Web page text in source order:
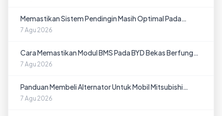
Memastikan Sistem Pendingin Masih Optimal Pada
Peugeot Bekas di Jambi
7 Agu 2026
Cara Memastikan Modul BMS Pada BYD Bekas Berfungsi
Normal
7 Agu 2026
Panduan Membeli Alternator Untuk Mobil Mitsubishi
Bekas di Pontianak
7 Agu 2026